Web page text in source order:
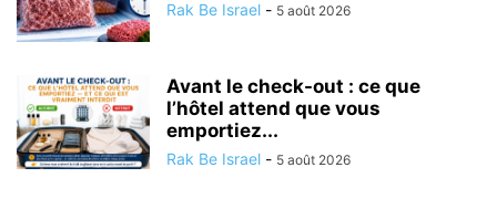
Rak Be Israel - 5 août 2026
Avant le check-out : ce que
l’hôtel attend que vous
emportiez...
Rak Be Israel - 5 août 2026